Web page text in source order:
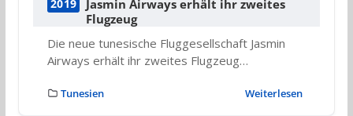
2019
Jasmin Airways erhält ihr zweites
Flugzeug
Die neue tunesische Fluggesellschaft Jasmin
Airways erhält ihr zweites Flugzeug…
Tunesien Weiterlesen